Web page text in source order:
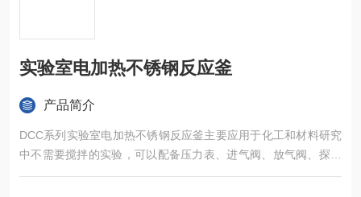
实验室电加热不锈钢反应釜
产品简介
DCC系列实验室电加热不锈钢反应釜主要应用于化工和材料研究
中不需要搅拌的实验，可以配备压力表、进气阀、放气阀、探底
管、热电偶及过程进样口等。